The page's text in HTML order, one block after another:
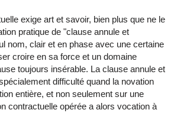
exige art et savoir, bien plus que ne le
pratique de "clause annule et
nom, clair et en phase avec une certaine
croire en sa force et un domaine
toujours insérable. La clause annule et
difficulté quand la novation
entière, et non seulement sur une
contractuelle opérée a alors vocation à